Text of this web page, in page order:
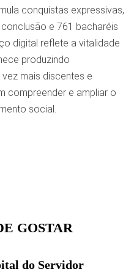
conquistas expressivas,
e 761 bacharéis
digital reflete a vitalidade
produzindo
mais discentes e
compreender e ampliar o
social.
GOSTAR
do Servidor